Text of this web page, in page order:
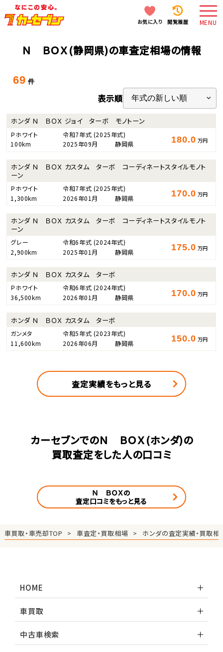
お気に入り 閲覧履歴 MENU
Ｎ ＢＯＸ(静岡県)の車査定相場の情報
69 件
表示順
ホンダ Ｎ ＢＯＸ ジョイ ターボ モノトーン
Ｐホワイト 令和7年式 (2025年式)
100km
2025年09月 静岡県 180.0 万円
ホンダ Ｎ ＢＯＸ カスタム ターボ コーディネートスタイルモノト
ーン
Ｐホワイト 令和7年式 (2025年式)
1,300km
2026年01月 静岡県 170.0 万円
ホンダ Ｎ ＢＯＸ カスタム ターボ コーディネートスタイルモノト
ーン
グレー 令和6年式 (2024年式)
2,900km
2025年01月 静岡県 175.0 万円
ホンダ Ｎ ＢＯＸ カスタム ターボ
Ｐホワイト 令和6年式 (2024年式)
36,500km
2026年01月 静岡県 170.0 万円
ホンダ Ｎ ＢＯＸ カスタム ターボ
ガンメタ 令和5年式 (2023年式)
11,600km
2026年06月 静岡県 150.0 万円
査定実績をもっと見る
カーセブンでのＮ ＢＯＸ(ホンダ)の
買取査定をした人の口コミ
Ｎ ＢＯＸの
査定口コミをもっと見る
車買取・車売却TOP 車査定・買取相場 ホンダの査定実績・買取相
HOME
車買取
中古車検索